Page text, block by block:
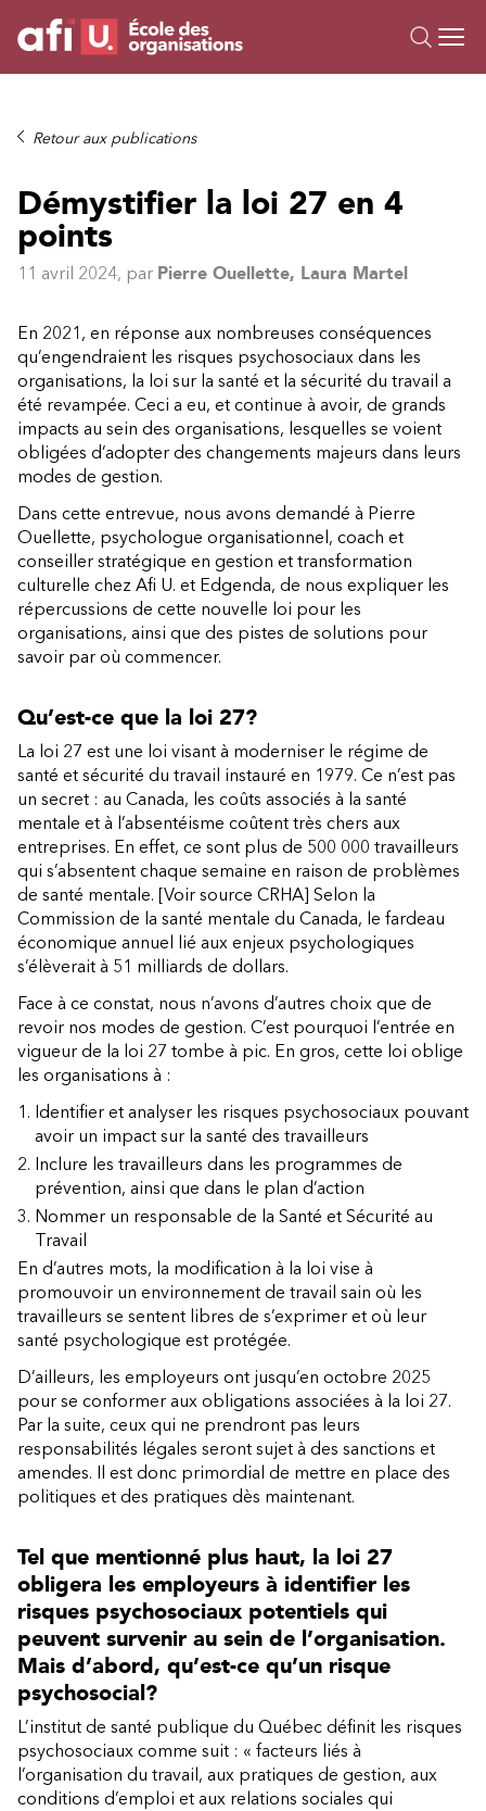
Formations
Sur mesure
À propos
Ressources
Retour aux publications
Démystifier la loi 27 en 4
points
11 avril 2024, par Pierre Ouellette, Laura Martel
En 2021, en réponse aux nombreuses conséquences
qu’engendraient les risques psychosociaux dans les
organisations, la loi sur la santé et la sécurité du travail a
été revampée. Ceci a eu, et continue à avoir, de grands
impacts au sein des organisations, lesquelles se voient
obligées d’adopter des changements majeurs dans leurs
modes de gestion.
Dans cette entrevue, nous avons demandé à Pierre
Ouellette, psychologue organisationnel, coach et
conseiller stratégique en gestion et transformation
culturelle chez Afi U. et Edgenda, de nous expliquer les
répercussions de cette nouvelle loi pour les
organisations, ainsi que des pistes de solutions pour
savoir par où commencer.
Qu’est-ce que la loi 27?
La loi 27 est une loi visant à moderniser le régime de
santé et sécurité du travail instauré en 1979. Ce n’est pas
un secret : au Canada, les coûts associés à la santé
mentale et à l’absentéisme coûtent très chers aux
entreprises. En effet, ce sont plus de 500 000 travailleurs
qui s’absentent chaque semaine en raison de problèmes
de santé mentale. [Voir source CRHA] Selon la
Commission de la santé mentale du Canada, le fardeau
économique annuel lié aux enjeux psychologiques
s’élèverait à 51 milliards de dollars.
Face à ce constat, nous n’avons d’autres choix que de
revoir nos modes de gestion. C’est pourquoi l’entrée en
vigueur de la loi 27 tombe à pic. En gros, cette loi oblige
les organisations à :
Identifier et analyser les risques psychosociaux pouvant
avoir un impact sur la santé des travailleurs
Inclure les travailleurs dans les programmes de
prévention, ainsi que dans le plan d’action
Nommer un responsable de la Santé et Sécurité au
Travail
En d’autres mots, la modification à la loi vise à
promouvoir un environnement de travail sain où les
travailleurs se sentent libres de s’exprimer et où leur
santé psychologique est protégée.
D’ailleurs, les employeurs ont jusqu’en octobre 2025
pour se conformer aux obligations associées à la loi 27.
Par la suite, ceux qui ne prendront pas leurs
responsabilités légales seront sujet à des sanctions et
amendes. Il est donc primordial de mettre en place des
politiques et des pratiques dès maintenant.
Tel que mentionné plus haut, la loi 27
obligera les employeurs à identifier les
risques psychosociaux potentiels qui
peuvent survenir au sein de l’organisation.
Mais d’abord, qu’est-ce qu’un risque
psychosocial?
L’institut de santé publique du Québec définit les risques
psychosociaux comme suit : « facteurs liés à
l’organisation du travail, aux pratiques de gestion, aux
conditions d’emploi et aux relations sociales qui